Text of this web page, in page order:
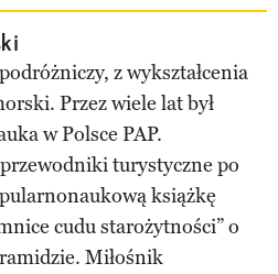
z wykształcenia
Przez wiele lat był
w Polsce PAP.
turystyczne po
książkę
cudu starożytności” o
Miłośnik